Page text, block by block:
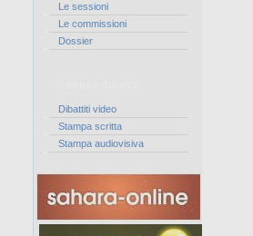
Le sessioni
Le commissioni
Dossier
Dibattiti video
Stampa scritta
Stampa audiovisiva